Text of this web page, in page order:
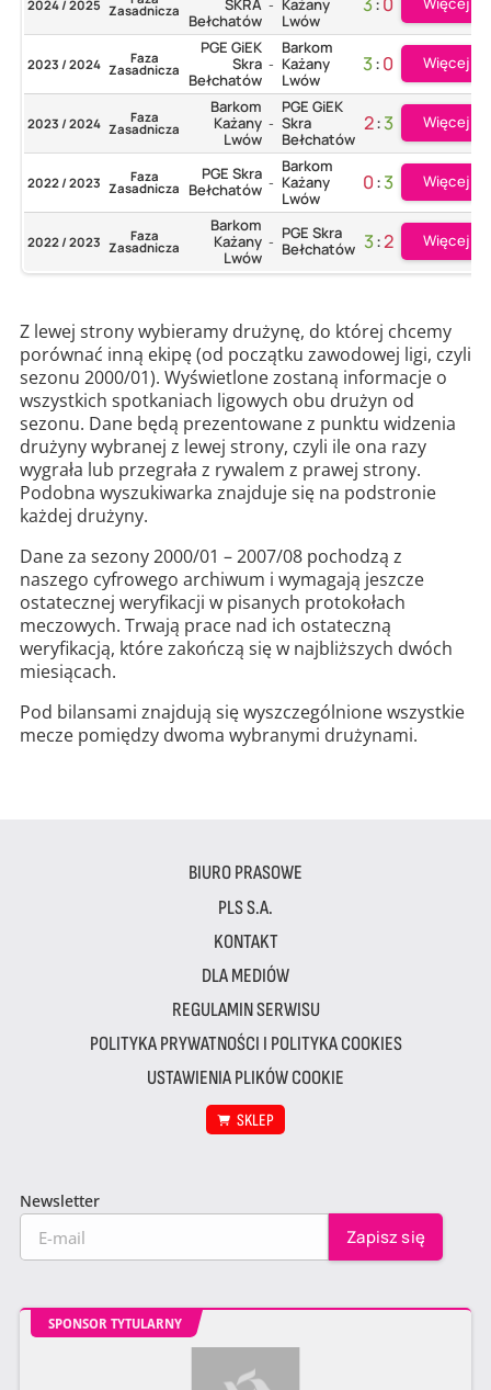
2024 / 2025 Zasadnicza
SKRA
Bełchatów
-
Każany
Lwów
2023 / 2024 Faza
Zasadnicza
PGE GiEK
Skra
Bełchatów
-
Barkom
Każany
Lwów
3:0 Więcej
2023 / 2024 Faza
Zasadnicza
Barkom
Każany
Lwów
-
PGE GiEK
Skra
Bełchatów
2:3 Więcej
2022 / 2023 Faza
Zasadnicza
PGE Skra
Bełchatów -
Barkom
Każany
Lwów
0:3 Więcej
2022 / 2023 Faza
Zasadnicza
Barkom
Każany
Lwów
- PGE Skra
Bełchatów 3:2 Więcej
Z lewej strony wybieramy drużynę, do której chcemy
porównać inną ekipę (od początku zawodowej ligi, czyli
sezonu 2000/01). Wyświetlone zostaną informacje o
wszystkich spotkaniach ligowych obu drużyn od
sezonu. Dane będą prezentowane z punktu widzenia
drużyny wybranej z lewej strony, czyli ile ona razy
wygrała lub przegrała z rywalem z prawej strony.
Podobna wyszukiwarka znajduje się na podstronie
każdej drużyny.
Dane za sezony 2000/01 – 2007/08 pochodzą z
naszego cyfrowego archiwum i wymagają jeszcze
ostatecznej weryfikacji w pisanych protokołach
meczowych. Trwają prace nad ich ostateczną
weryfikacją, które zakończą się w najbliższych dwóch
miesiącach.
Pod bilansami znajdują się wyszczególnione wszystkie
mecze pomiędzy dwoma wybranymi drużynami.
BIURO PRASOWE
PLS S.A.
KONTAKT
DLA MEDIÓW
REGULAMIN SERWISU
POLITYKA PRYWATNOŚCI I POLITYKA COOKIES
USTAWIENIA PLIKÓW COOKIE
SKLEP
Newsletter
SPONSOR TYTULARNY